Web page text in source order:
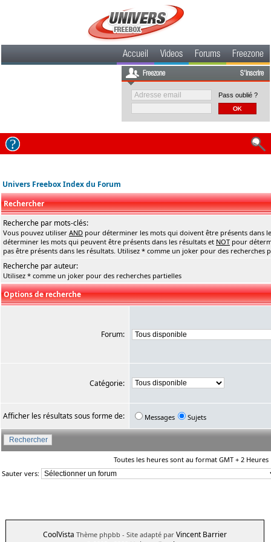
Accueil Videos Forums Freezone
Freezone S'inscrire
Pass oublié ?
Univers Freebox Index du Forum
Rechercher
Recherche par mots-clés:
Vous pouvez utiliser AND pour déterminer les mots qui doivent être présents dans
déterminer les mots qui peuvent être présents dans les résultats et NOT pour
pas être présents dans les résultats. Utilisez * comme un joker pour des recherches
Recherche par auteur:
Utilisez * comme un joker pour des recherches partielles
Options de recherche
Forum:
Catégorie:
Afficher les résultats sous forme de: Messages Sujets
Toutes les heures sont au format GMT + 2 Heures
Sauter vers:
CoolVista Thème phpbb - Site adapté par Vincent Barrier